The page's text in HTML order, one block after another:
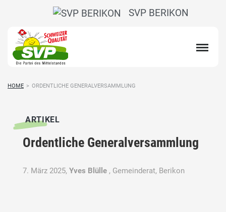
SVP BERIKON
HOME > ORDENTLICHE GENERALVERSAMMLUNG
ARTIKEL
Ordentliche Generalversammlung
7. März 2025, Yves Blülle , Gemeinderat, Berikon